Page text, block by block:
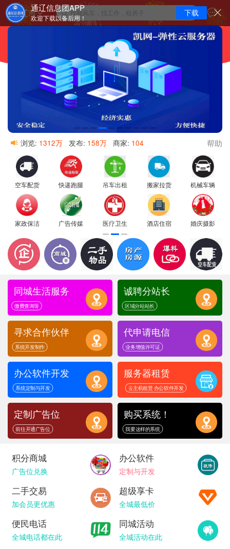
通辽信息团APP
欢迎下载以备后用！
下载
通辽市 找顺风车，找工作，租房子
浏览: 1312万 发布: 158万 商家: 104 帮助
空车配货 快递跑腿 吊车出租 搬家拉货 机械车辆
家政保洁 广告传媒 医疗卫生 酒店住宿 婚庆摄影
同城生活服务
缴费查询等
诚聘分站长
区域分站站长
寻求合作伙伴
系统开发制作
代申请电信
业务增值许可证
办公软件开发
系统定制与开发
服务器租赁
云主机租赁 办公软件开发
定制广告位
前往开通广告位
购买系统！
我要这样的系统
积分商城
广告位兑换
办公软件
定制与开发
二手交易
加会员更优惠
超级享卡
全城最低价
便民电话
全城电话都在此
同城活动
全城活动在此